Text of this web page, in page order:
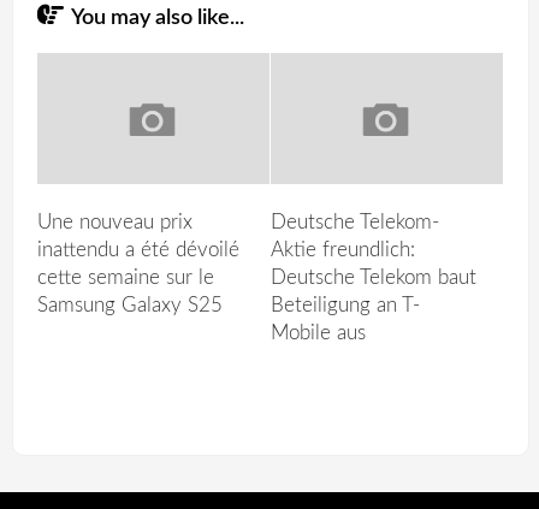
You may also like...
Une nouveau prix
inattendu a été dévoilé
cette semaine sur le
Samsung Galaxy S25
Deutsche Telekom-
Aktie freundlich:
Deutsche Telekom baut
Beteiligung an T-
Mobile aus